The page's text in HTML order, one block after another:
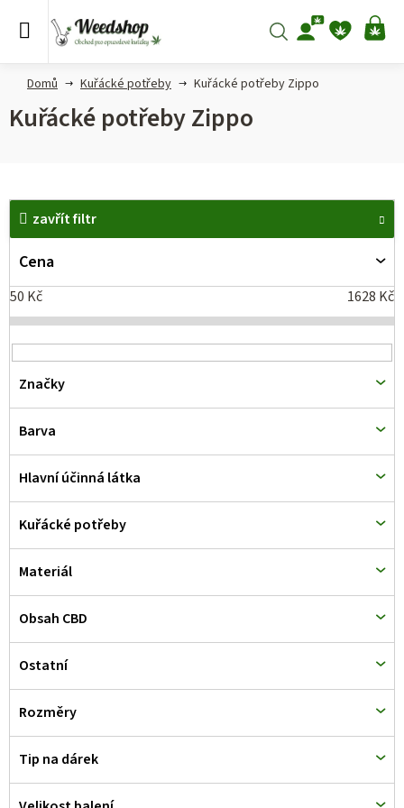
Hledat
Domů Kuřácké potřeby Kuřácké potřeby Zippo
Kuřácké potřeby Zippo
zavřít filtr
Cena
50 Kč 1628 Kč
Značky
Barva
Hlavní účinná látka
Kuřácké potřeby
Materiál
Obsah CBD
Ostatní
Rozměry
Tip na dárek
V
p
i
s
p
r
o
d
u
k
t
ů